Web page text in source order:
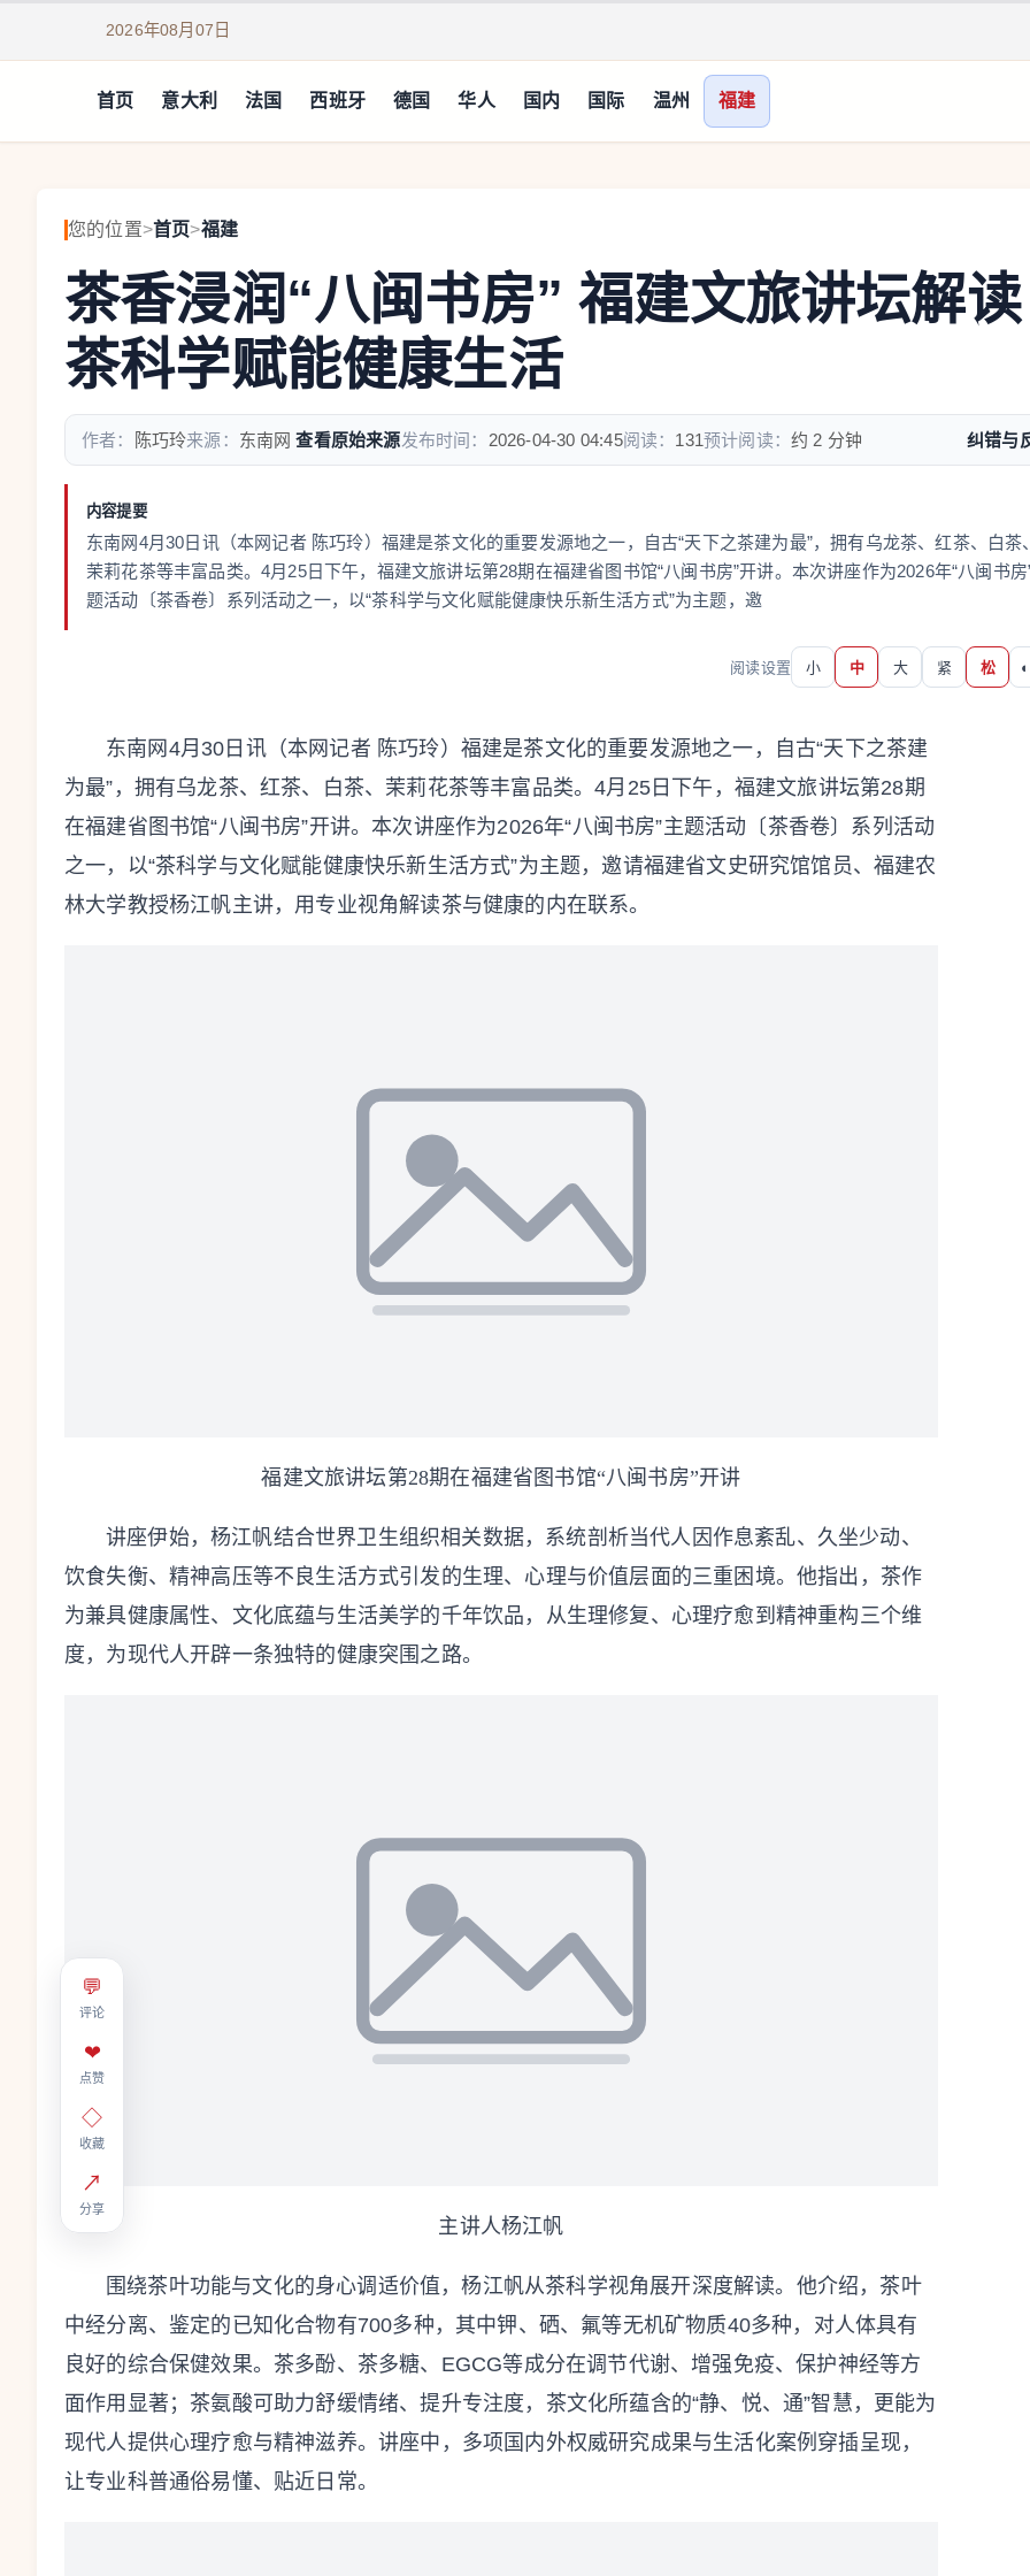
2026年08月07日
首页 意大利 法国 西班牙 德国 华人 国内 国际 温州 福建
您的位置>首页>福建
茶香浸润“八闽书房” 福建文旅讲坛解读
茶科学赋能健康生活
作者： 陈巧玲来源： 东南网 查看原始来源发布时间： 2026-04-30 04:45阅读： 131预计阅读：约 2 分钟 纠错与
内容提要
东南网4月30日讯（本网记者 陈巧玲）福建是茶文化的重要发源地之一，自古“天下之茶建为最”，拥有乌龙茶、红茶、白茶、
茉莉花茶等丰富品类。4月25日下午，福建文旅讲坛第28期在福建省图书馆“八闽书房”开讲。本次讲座作为2026年“八闽书房
题活动〔茶香卷〕系列活动之一，以“茶科学与文化赋能健康快乐新生活方式”为主题，邀
阅读设置 小 中 大 紧 松 ◐
💬
评论
❤
点赞
◇
收藏
↗
分享
东南网4月30日讯（本网记者 陈巧玲）福建是茶文化的重要发源地之一，自古“天下之茶建
为最”，拥有乌龙茶、红茶、白茶、茉莉花茶等丰富品类。4月25日下午，福建文旅讲坛第28期
在福建省图书馆“八闽书房”开讲。本次讲座作为2026年“八闽书房”主题活动〔茶香卷〕系列活动
之一，以“茶科学与文化赋能健康快乐新生活方式”为主题，邀请福建省文史研究馆馆员、福建农
林大学教授杨江帆主讲，用专业视角解读茶与健康的内在联系。
福建文旅讲坛第28期在福建省图书馆“八闽书房”开讲
讲座伊始，杨江帆结合世界卫生组织相关数据，系统剖析当代人因作息紊乱、久坐少动、
饮食失衡、精神高压等不良生活方式引发的生理、心理与价值层面的三重困境。他指出，茶作
为兼具健康属性、文化底蕴与生活美学的千年饮品，从生理修复、心理疗愈到精神重构三个维
度，为现代人开辟一条独特的健康突围之路。
主讲人杨江帆
围绕茶叶功能与文化的身心调适价值，杨江帆从茶科学视角展开深度解读。他介绍，茶叶
中经分离、鉴定的已知化合物有700多种，其中钾、硒、氟等无机矿物质40多种，对人体具有
良好的综合保健效果。茶多酚、茶多糖、EGCG等成分在调节代谢、增强免疫、保护神经等方
面作用显著；茶氨酸可助力舒缓情绪、提升专注度，茶文化所蕴含的“静、悦、通”智慧，更能为
现代人提供心理疗愈与精神滋养。讲座中，多项国内外权威研究成果与生活化案例穿插呈现，
让专业科普通俗易懂、贴近日常。